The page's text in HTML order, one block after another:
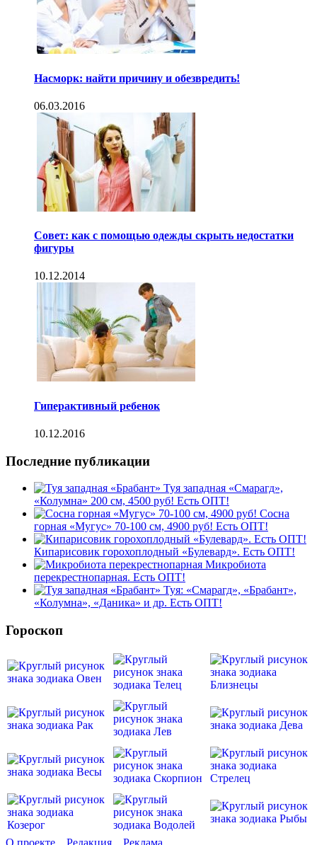
Насморк: найти причину и обезвредить!
06.03.2016
Совет: как с помощью одежды скрыть недостатки
фигуры
10.12.2014
Гиперактивный ребенок
10.12.2016
Последние публикации
Туя западная «Смарагд»,
«Колумна» 200 см, 4500 руб! Есть ОПТ!
Сосна
горная «Мугус» 70-100 см, 4900 руб! Есть ОПТ!
Кипарисовик горохоплодный «Булевард». Есть ОПТ!
Микробиота
перекрестнопарная. Есть ОПТ!
Туя: «Смарагд», «Брабант»,
«Колумна», «Даника» и др. Есть ОПТ!
Гороскоп
О проекте Редакция Реклама